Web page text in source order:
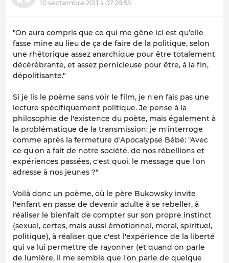
10 septembre 2011 à 07:28:55
"On aura compris que ce qui me gêne ici est qu’elle
fasse mine au lieu de ça de faire de la politique, selon
une rhétorique assez anarchique pour être totalement
décérébrante, et assez pernicieuse pour être, à la fin,
dépolitisante."
Si je lis le poème sans voir le film, je n'en fais pas une
lecture spécifiquement politique. Je pense à la
philosophie de l'existence du poète, mais également à
la problématique de la transmission: je m'interroge
comme après la fermeture d'Apocalypse Bébé: "Avec
ce qu'on a fait de notre société, de nos rébellions et
expériences passées, c'est quoi, le message que l'on
adresse à nos jeunes ?"
Voilà donc un poème, où le père Bukowsky invite
l'enfant en passe de devenir adulte à se rebeller, à
réaliser le bienfait de compter sur son propre instinct
(sexuel, certes, mais aussi émotionnel, moral, spirituel,
politique), à réaliser que c'est l'expérience de la liberté
qui va lui permettre de rayonner (et quand on parle
de lumière, il me semble que l'on parle de quelque